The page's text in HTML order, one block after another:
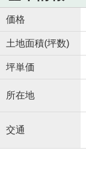
価格
土地面積(坪数)
坪単価
所在地
交通